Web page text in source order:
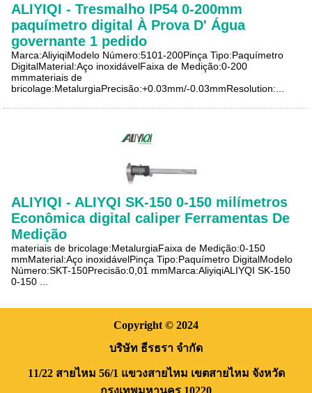
ALIYIQI - Tresmalho IP54 0-200mm
paquímetro digital À Prova D' Água
governante 1 pedido
Marca:AliyiqiModelo Número:5101-200Pinça Tipo:Paquímetro
DigitalMaterial:Aço inoxidávelFaixa de Medição:0-200
mmmateriais de
bricolage:MetalurgiaPrecisão:+0.03mm/-0.03mmResolution:...
ALIYIQI - ALIYQI SK-150 0-150 milímetros
Econômica digital caliper Ferramentas De
Medição
materiais de bricolage:MetalurgiaFaixa de Medição:0-150
mmMaterial:Aço inoxidávelPinça Tipo:Paquímetro DigitalModelo
Número:SKT-150Precisão:0,01 mmMarca:AliyiqiALIYQI SK-150
0-150 ...
Copyright © 2024
บริษัท ธีรธรา จำกัด
11/22 สายไหม 56/1 แขวงสายไหม เขตสายไหม จังหวัด
กรุงเทพมหานคร 10220